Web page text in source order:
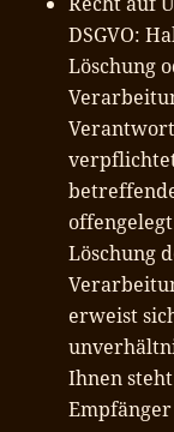
DSGVO:
Löschung
Löschung
erweist
Ihnen